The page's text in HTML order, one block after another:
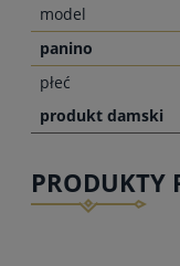
model
panino
płeć
produkt damski
PRODUKTY